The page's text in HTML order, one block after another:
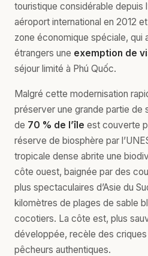
touristique considérable depuis
aéroport international en 2012
zone économique spéciale, qui
étrangers une exemption de
séjour limité à Phú Quốc.
Malgré cette modernisation
préserver une grande partie de
de 70 % de l’île est couverte
réserve de biosphère par
tropicale dense abrite une
côte ouest, baignée par des
plus spectaculaires d’Asie du
kilomètres de plages de sable
cocotiers. La côte est, plus
développée, recèle des
pêcheurs authentiques.